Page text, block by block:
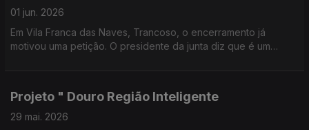
01 jun. 2026
Em Vila Franca das Naves, Trancoso, o encerramento já
motivou uma petição. O presidente da junta diz que é um
Projeto " Douro Região Inteligente
29 mai. 2026